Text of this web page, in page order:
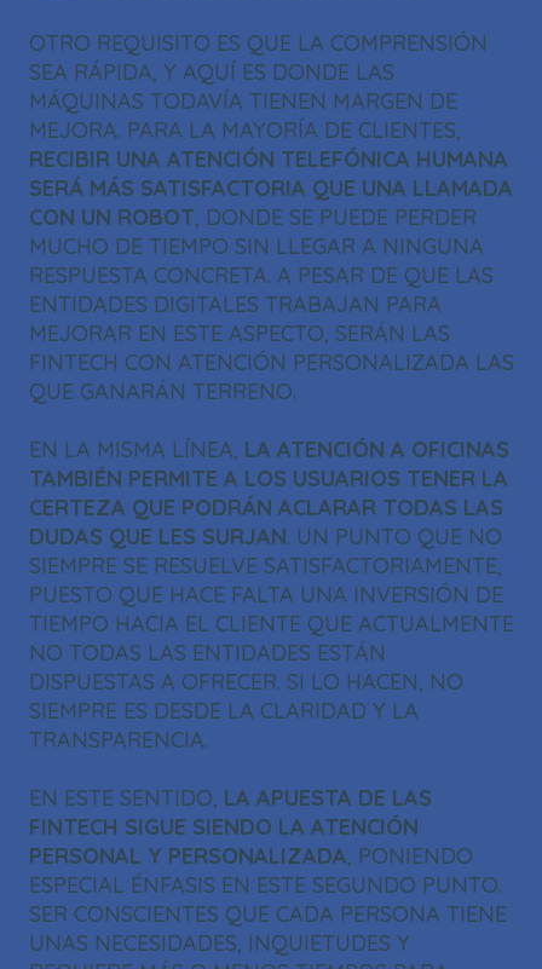
OTRO REQUISITO ES QUE LA COMPRENSIÓN
SEA RÁPIDA, Y AQUÍ ES DONDE LAS
MÁQUINAS TODAVÍA TIENEN MARGEN DE
MEJORA. PARA LA MAYORÍA DE CLIENTES,
RECIBIR UNA ATENCIÓN TELEFÓNICA HUMANA
SERÁ MÁS SATISFACTORIA QUE UNA LLAMADA
CON UN ROBOT, DONDE SE PUEDE PERDER
MUCHO DE TIEMPO SIN LLEGAR A NINGUNA
RESPUESTA CONCRETA. A PESAR DE QUE LAS
ENTIDADES DIGITALES TRABAJAN PARA
MEJORAR EN ESTE ASPECTO, SERÁN LAS
FINTECH CON ATENCIÓN PERSONALIZADA LAS
QUE GANARÁN TERRENO.
EN LA MISMA LÍNEA, LA ATENCIÓN A OFICINAS
TAMBIÉN PERMITE A LOS USUARIOS TENER LA
CERTEZA QUE PODRÁN ACLARAR TODAS LAS
DUDAS QUE LES SURJAN. UN PUNTO QUE NO
SIEMPRE SE RESUELVE SATISFACTORIAMENTE,
PUESTO QUE HACE FALTA UNA INVERSIÓN DE
TIEMPO HACIA EL CLIENTE QUE ACTUALMENTE
NO TODAS LAS ENTIDADES ESTÁN
DISPUESTAS A OFRECER. SI LO HACEN, NO
SIEMPRE ES DESDE LA CLARIDAD Y LA
TRANSPARENCIA.
EN ESTE SENTIDO, LA APUESTA DE LAS
FINTECH SIGUE SIENDO LA ATENCIÓN
PERSONAL Y PERSONALIZADA, PONIENDO
ESPECIAL ÉNFASIS EN ESTE SEGUNDO PUNTO.
SER CONSCIENTES QUE CADA PERSONA TIENE
UNAS NECESIDADES, INQUIETUDES Y